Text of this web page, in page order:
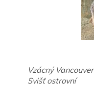
Vzácný Vancouver
Svišť ostrovní